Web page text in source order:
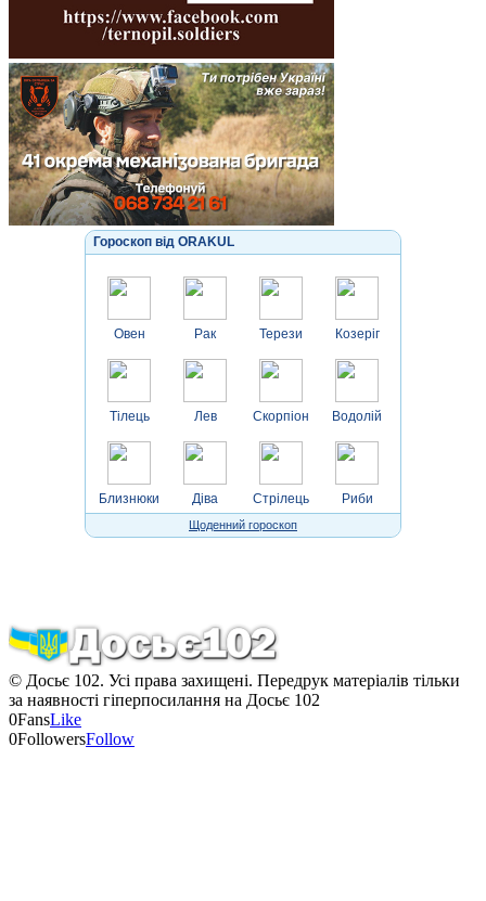
Гороскоп від ORAKUL
Овен
Тілець
Близнюки
Рак
Лев
Діва
Терези
Скорпіон
Стрілець
Козеріг
Водолій
Риби
Щоденний гороскоп
© Досьє 102. Усі права захищені. Передрук матеріалів тільки
за наявності гіперпосилання на Досьє 102
0FansLike
0FollowersFollow